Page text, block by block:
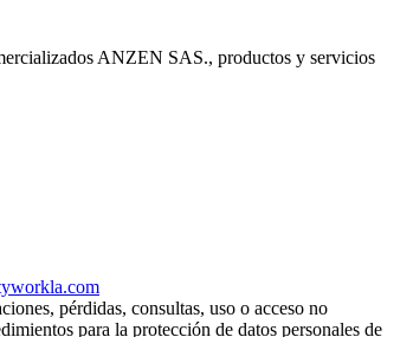
ANZEN SAS., productos y servicios
pérdidas, consultas, uso o acceso no
para la protección de datos personales de